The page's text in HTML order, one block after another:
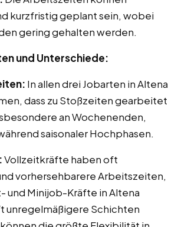
kurzfristig geplant sein, wobei
gering gehalten werden.
und Unterschiede:
In allen drei Jobarten in Altena
dass zu Stoßzeiten gearbeitet
an Wochenenden,
saisonaler Hochphasen.
Vollzeitkräfte haben oft
vorhersehbarere Arbeitszeiten,
und Minijob-Kräfte in Altena
unregelmäßigere Schichten